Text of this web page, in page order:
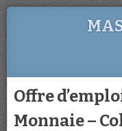
Offre
Monnaie –